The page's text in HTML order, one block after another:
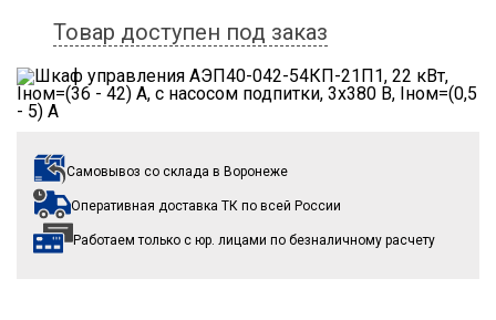
Товар доступен под заказ
Самовывоз со склада в Воронеже
Оперативная доставка ТК по всей России
Работаем только с юр. лицами по безналичному расчету